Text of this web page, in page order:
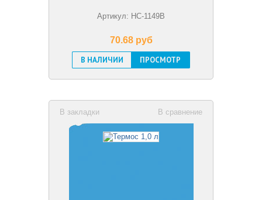
Артикул: HC-1149B
70.68 pуб
В НАЛИЧИИ
ПРОСМОТР
В сравнение
В закладки